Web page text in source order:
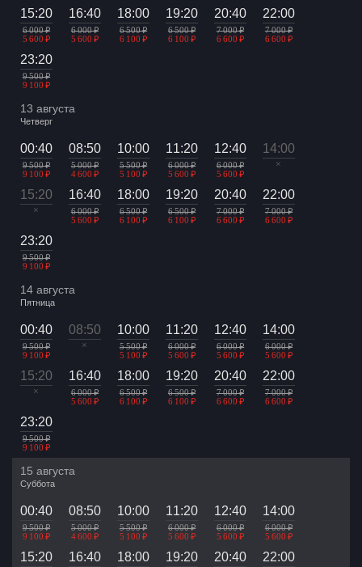
15:20
6 000 ₽
5 600 ₽
16:40
6 000 ₽
5 600 ₽
18:00
6 500 ₽
6 100 ₽
19:20
6 500 ₽
6 100 ₽
20:40
7 000 ₽
6 600 ₽
22:00
7 000 ₽
6 600 ₽
23:20
9 500 ₽
9 100 ₽
13 августа
Четверг
00:40
9 500 ₽
9 100 ₽
08:50
5 000 ₽
4 600 ₽
10:00
5 500 ₽
5 100 ₽
11:20
6 000 ₽
5 600 ₽
12:40
6 000 ₽
5 600 ₽
14:00
×
15:20
×
16:40
6 000 ₽
5 600 ₽
18:00
6 500 ₽
6 100 ₽
19:20
6 500 ₽
6 100 ₽
20:40
7 000 ₽
6 600 ₽
22:00
7 000 ₽
6 600 ₽
23:20
9 500 ₽
9 100 ₽
14 августа
Пятница
00:40
9 500 ₽
9 100 ₽
08:50
×
10:00
5 500 ₽
5 100 ₽
11:20
6 000 ₽
5 600 ₽
12:40
6 000 ₽
5 600 ₽
14:00
6 000 ₽
5 600 ₽
15:20
×
16:40
6 000 ₽
5 600 ₽
18:00
6 500 ₽
6 100 ₽
19:20
6 500 ₽
6 100 ₽
20:40
7 000 ₽
6 600 ₽
22:00
7 000 ₽
6 600 ₽
23:20
9 500 ₽
9 100 ₽
15 августа
Суббота
00:40
9 500 ₽
9 100 ₽
08:50
5 000 ₽
4 600 ₽
10:00
5 500 ₽
5 100 ₽
11:20
6 000 ₽
5 600 ₽
12:40
6 000 ₽
5 600 ₽
14:00
6 000 ₽
5 600 ₽
15:20 16:40 18:00 19:20 20:40 22:00